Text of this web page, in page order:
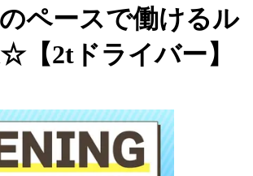
ペースで働けるル
【2tドライバー】